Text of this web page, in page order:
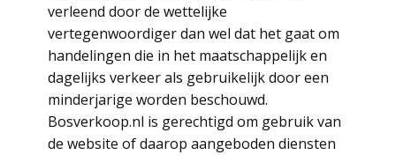
verleend door de wettelijke
vertegenwoordiger dan wel dat het gaat om
handelingen die in het maatschappelijk en
dagelijks verkeer als gebruikelijk door een
minderjarige worden beschouwd.
Bosverkoop.nl is gerechtigd om gebruik van
de website of daarop aangeboden diensten